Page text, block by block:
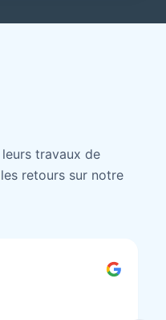
travaux de
retours sur notre